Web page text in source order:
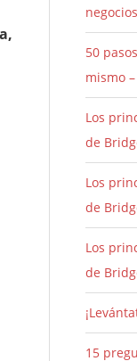
50
mismo
Los
de
Los
de
Los
de
15